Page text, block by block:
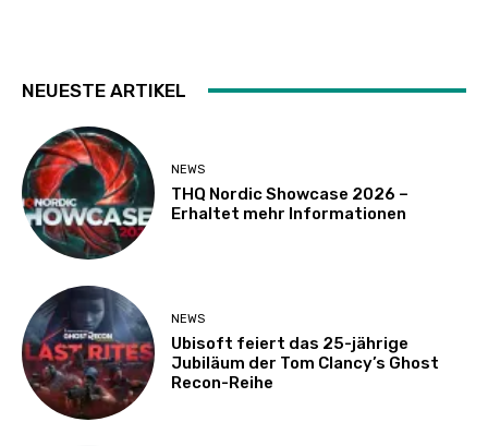
NEUESTE ARTIKEL
NEWS
THQ Nordic Showcase 2026 –
Erhaltet mehr Informationen
NEWS
Ubisoft feiert das 25-jährige
Jubiläum der Tom Clancy’s Ghost
Recon-Reihe